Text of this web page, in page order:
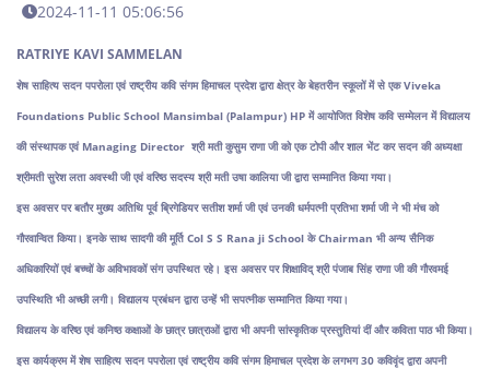
2024-11-11 05:06:56
RATRIYE KAVI SAMMELAN
शेष साहित्य सदन पपरोला एवं राष्ट्रीय कवि संगम हिमाचल प्रदेश द्वारा क्षेत्र के बेहतरीन स्कूलों में से एक Viveka
Foundations Public School Mansimbal (Palampur) HP में आयोजित विशेष कवि सम्मेलन में विद्यालय
की संस्थापक एवं Managing Director श्री मती कुसुम राणा जी को एक टोपी और शाल भेंट कर सदन की अध्यक्षा
श्रीमती सुरेश लता अवस्थी जी एवं वरिष्ठ सदस्य श्री मती उषा कालिया जी द्वारा सम्मानित किया गया।
इस अवसर पर बतौर मुख्य अतिथि पूर्व ब्रिगेडियर सतीश शर्मा जी एवं उनकी धर्मपत्नी प्रतिभा शर्मा जी ने भी मंच को
गौरवान्वित किया। इनके साथ सादगी की मूर्ति Col S S Rana ji School के Chairman भी अन्य सैनिक
अधिकारियों एवं बच्चों के अविभावकों संग उपस्थित रहे। इस अवसर पर शिक्षाविद् श्री पंजाब सिंह राणा जी की गौरवमई
उपस्थिति भी अच्छी लगी। विद्यालय प्रबंधन द्वारा उन्हें भी सपत्नीक सम्मानित किया गया।
विद्यालय के वरिष्ठ एवं कनिष्ठ कक्षाओं के छात्र छात्राओं द्वारा भी अपनी सांस्कृतिक प्रस्तुतियां दीं और कविता पाठ भी किया।
इस कार्यक्रम में शेष साहित्य सदन पपरोला एवं राष्ट्रीय कवि संगम हिमाचल प्रदेश के लगभग 30 कविवृंद द्वारा अपनी